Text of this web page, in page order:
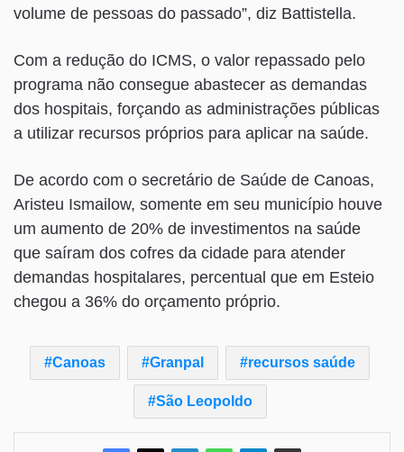
volume de pessoas do passado”, diz Battistella.
Com a redução do ICMS, o valor repassado pelo
programa não consegue abastecer as demandas
dos hospitais, forçando as administrações públicas
a utilizar recursos próprios para aplicar na saúde.
De acordo com o secretário de Saúde de Canoas,
Aristeu Ismailow, somente em seu município houve
um aumento de 20% de investimentos na saúde
que saíram dos cofres da cidade para atender
demandas hospitalares, percentual que em Esteio
chegou a 36% do orçamento próprio.
Canoas Granpal recursos saúde
São Leopoldo